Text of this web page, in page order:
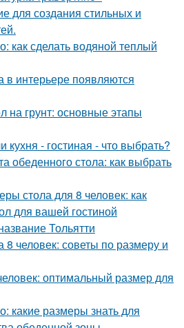
для создания стильных и
как сделать водяной теплый
в интерьере появляются
на грунт: основные этапы
кухня - гостиная - что выбрать?
обеденного стола: как выбрать
стола для 8 человек: как
для вашей гостиной
Тольятти
8 человек: советы по размеру и
оптимальный размер для
какие размеры знать для